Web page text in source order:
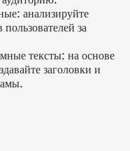
анализируйте
за
тексты: на основе
заголовки и